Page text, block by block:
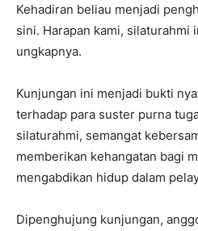
Kehadiran beliau menjadi
sini. Harapan kami, silaturahmi
ungkapnya.
Kunjungan ini menjadi bukti
terhadap para suster purna
silaturahmi, semangat
memberikan kehangatan bagi
mengabdikan hidup dalam
Dipenghujung kunjungan,